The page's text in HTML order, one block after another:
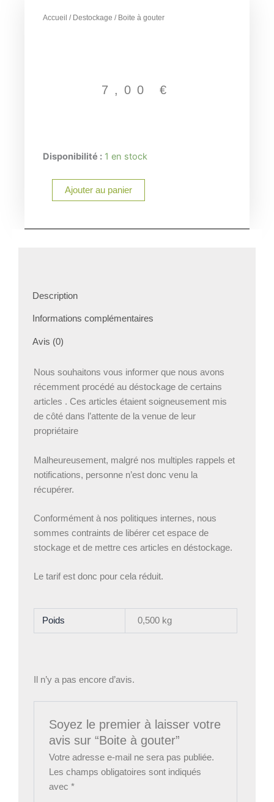
Accueil / Destockage / Boite à gouter
7,00 €
Disponibilité : 1 en stock
quantité
Boite
gouter
Ajouter au panier
Description
Informations complémentaires
Avis (0)
Nous souhaitons vous informer que nous avons
récemment procédé au déstockage de certains
articles . Ces articles étaient soigneusement mis
de côté dans l’attente de la venue de leur
propriétaire
Malheureusement, malgré nos multiples rappels et
notifications, personne n’est donc venu la
récupérer.
Conformément à nos politiques internes, nous
sommes contraints de libérer cet espace de
stockage et de mettre ces articles en déstockage.
Le tarif est donc pour cela réduit.
Poids 0,500 kg
Il n’y a pas encore d’avis.
Soyez le premier à laisser votre
avis sur “Boite à gouter”
Votre adresse e-mail ne sera pas publiée.
Les champs obligatoires sont indiqués
avec*